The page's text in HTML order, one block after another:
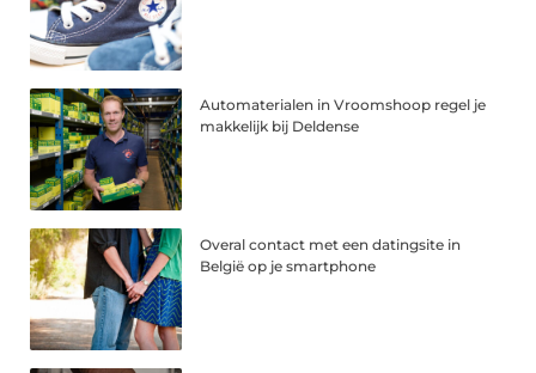
Automaterialen in Vroomshoop regel je
makkelijk bij Deldense
Overal contact met een datingsite in
België op je smartphone